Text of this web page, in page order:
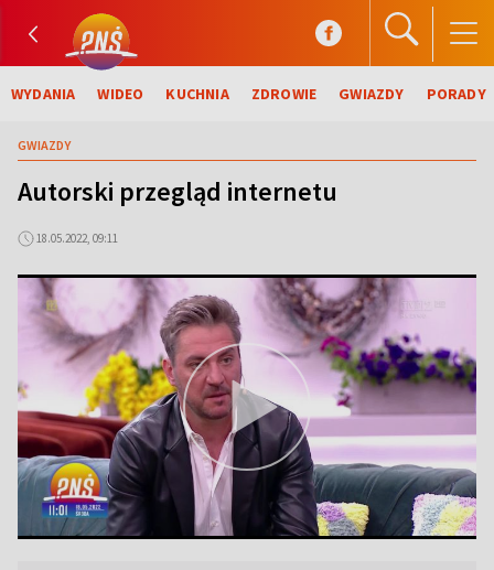
WYDANIA WIDEO KUCHNIA ZDROWIE GWIAZDY PORADY
GWIAZDY
Autorski przegląd internetu
18.05.2022, 09:11